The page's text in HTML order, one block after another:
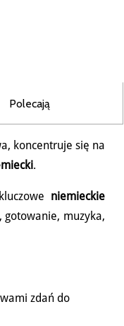
Polecają
koncentruje się na
.
niemieckie
gotowanie, muzyka,
zdań do